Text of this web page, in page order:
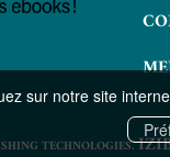
sur notre site
TECHNOLOGIES.